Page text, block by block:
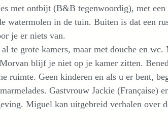
met ontbijt (B&B tegenwoordig), met een
watermolen in de tuin. Buiten is dat een
je er niets van.
te grote kamers, maar met douche en wc.
blijf je niet op je kamer zitten.
ruimte. Geen kinderen en als u er bent,
Gastvrouw Jackie (Française)
Miguel kan uitgebreid verhalen over